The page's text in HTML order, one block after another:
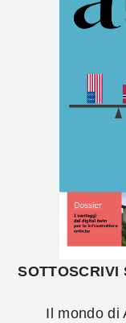
SOTTOSCRIVI
Il mondo di